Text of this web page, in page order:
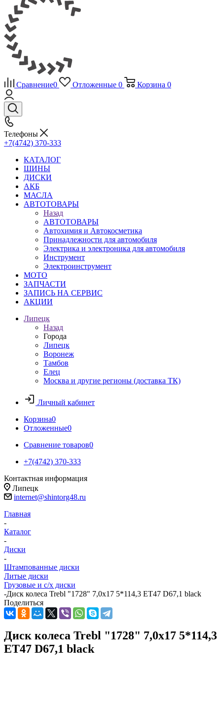
Сравнение0 Отложенные 0 Корзина 0
Телефоны
+7(4742) 370-333
КАТАЛОГ
ШИНЫ
ДИСКИ
АКБ
МАСЛА
АВТОТОВАРЫ
Назад
АВТОТОВАРЫ
Автохимия и Автокосметика
Принадлежности для автомобиля
Электрика и электроника для автомобиля
Инструмент
Электроинструмент
МОТО
ЗАПЧАСТИ
ЗАПИСЬ НА СЕРВИС
АКЦИИ
Липецк
Назад
Города
Липецк
Воронеж
Тамбов
Елец
Москва и другие регионы (доставка ТК)
Личный кабинет
Корзина0
Отложенные0
Сравнение товаров0
+7(4742) 370-333
Контактная информация
Липецк
internet@shintorg48.ru
Главная
-
Каталог
-
Диски
-
Штампованные диски
Литые диски
Грузовые и с/х диски
-Диск колеса Trebl "1728" 7,0х17 5*114,3 ET47 D67,1 black
Поделиться
Диск колеса Trebl "1728" 7,0х17 5*114,3
ET47 D67,1 black